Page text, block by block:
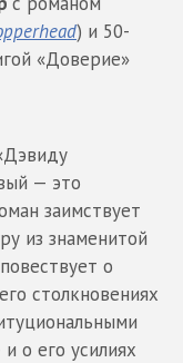
) и 50-
«Доверие»
— это
заимствует
из знаменитой
о
столкновениях
о его усилиях